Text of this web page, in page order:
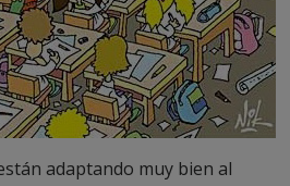
adaptando muy bien al